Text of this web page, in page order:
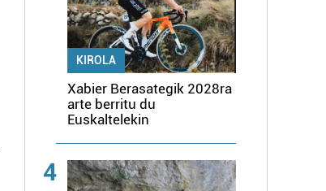
KIROLA
Xabier Berasategik 2028ra
arte berritu du
Euskaltelekin
4